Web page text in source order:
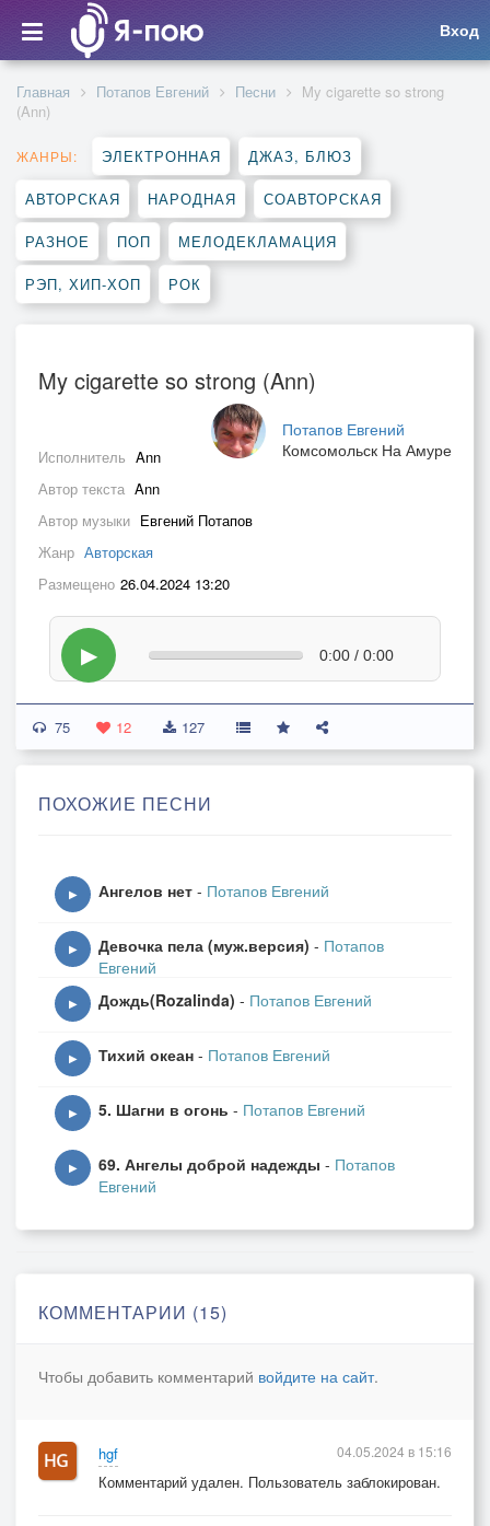
Вход
Главная Потапов Евгений Песни
My cigarette so strong
(Ann)
ЖАНРЫ: ЭЛЕКТРОННАЯ ДЖАЗ, БЛЮЗ
АВТОРСКАЯ НАРОДНАЯ СОАВТОРСКАЯ
РАЗНОЕ ПОП МЕЛОДЕКЛАМАЦИЯ
РЭП, ХИП-ХОП РОК
My cigarette so strong (Ann)
Потапов Евгений
Комсомольск На Амуре
Исполнитель Ann
Автор текста Ann
Автор музыки Евгений Потапов
Жанр Авторская
Размещено 26.04.2024 13:20
▶ 0:00 / 0:00
75 12 127
ПОХОЖИЕ ПЕСНИ
▶ Ангелов нет - Потапов Евгений
▶ Девочка пела (муж.версия) - Потапов
Евгений
▶ Дождь(Rozalinda) - Потапов Евгений
▶ Тихий океан - Потапов Евгений
▶ 5. Шагни в огонь - Потапов Евгений
▶ 69. Ангелы доброй надежды - Потапов
Евгений
КОММЕНТАРИИ (15)
Чтобы добавить комментарий войдите на сайт.
hgf
Комментарий удален. Пользователь заблокирован.
04.05.2024 в 15:16